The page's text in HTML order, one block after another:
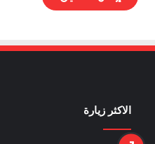
الاكثر زيارة